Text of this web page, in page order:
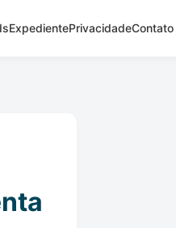
ExpedientePrivacidadeContato